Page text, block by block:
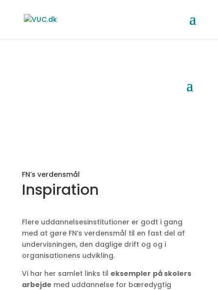
FN’s verdensmål
Inspiration
Flere uddannelsesinstitutioner er godt i gang
med at gøre FN’s verdensmål til en fast del af
undervisningen, den daglige drift og og i
organisationens udvikling.
Vi har her samlet links til eksempler på skolers
arbejde med uddannelse for bæredygtig